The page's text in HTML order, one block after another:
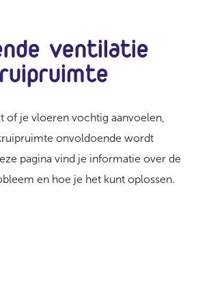
ventilatie
of je vloeren vochtig aanvoelen,
onvoldoende wordt
pagina vind je informatie over de
en hoe je het kunt oplossen.